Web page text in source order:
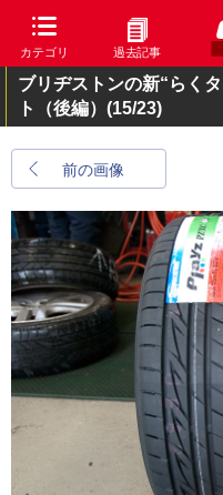
カテゴリ 過去記事
ブリヂストンの新“らく
ト（後編） (15/23)
前の画像